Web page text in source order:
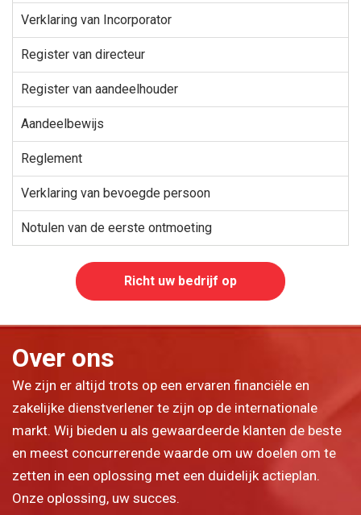
Verklaring van Incorporator
Register van directeur
Register van aandeelhouder
Aandeelbewijs
Reglement
Verklaring van bevoegde persoon
Notulen van de eerste ontmoeting
Richt uw bedrijf op
Over ons
We zijn er altijd trots op een ervaren financiële en
zakelijke dienstverlener te zijn op de internationale
markt. Wij bieden u als gewaardeerde klanten de beste
en meest concurrerende waarde om uw doelen om te
zetten in een oplossing met een duidelijk actieplan.
Onze oplossing, uw succes.